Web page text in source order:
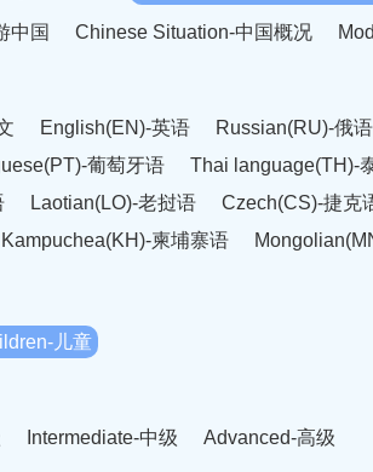
中国 Chinese Situation-中国概况
English(EN)-英语 Russian(RU)-俄语
葡萄牙语 Thai language(TH)-
Laotian(LO)-老挝语 Czech(CS)-捷克
Kampuchea(KH)-柬埔寨语
儿童
Intermediate-中级 Advanced-高级